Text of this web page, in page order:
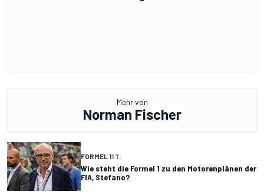
Mehr von
Norman Fischer
FORMEL 11 T.
Wie steht die Formel 1 zu den Motorenplänen der
FIA, Stefano?